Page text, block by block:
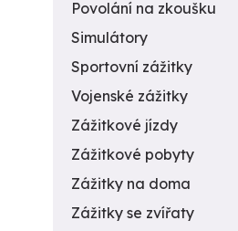
Povolání na zkoušku
Simulátory
Sportovní zážitky
Vojenské zážitky
Zážitkové jízdy
Zážitkové pobyty
Zážitky na doma
Zážitky se zvířaty